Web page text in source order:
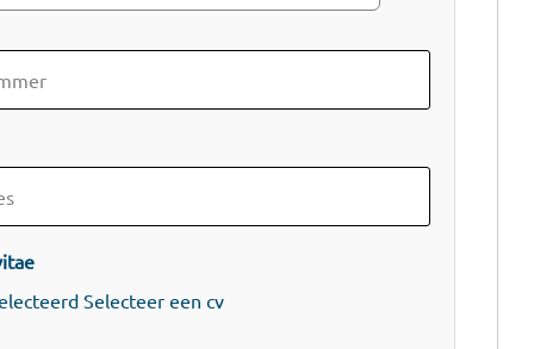
Selecteer een cv